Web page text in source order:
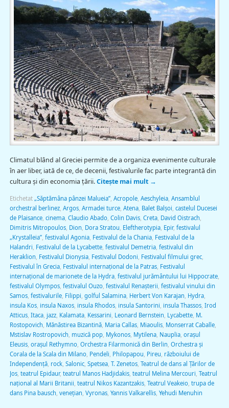
Climatul blând al Greciei permite de a organiza evenimente culturale
în aer liber, iată de ce, de decenii, festivalurile fac parte integrantă din
cultura şi din economia ţării.Citește mai mult →
Etichetat „Săptămâna pânzei Malueia”, Acropole, Aeschyleia, Ansamblul
orchestral berlinez, Argos, Armadei turce, Atena, Balet Balşoi castelul Ducesei
de Plaisance, cinema, Claudio Abado, Colin Davis, Creta, David Oistrach
Dimitris Mitropoulos, Dion Dora Stratou Eleftherotypia, Epir, festivalul
„Krystalleia”, festivalul Agonia, Festivalul de la Chania, Festivalul de la
Halandri Festivalul de la Lycabette, festivalul Demetria, festivalul din
Heraklion Festivalul Dionysia, Festivalul Dodoni Festivalul filmului grec,
Festivalul în Grecia, Festivalul internaţional de la Patras, Festivalul
internaţional de marionete de la Hydra, festivalul jurământului lui Hippocrate,
festivalul Olympos, festivalul Ouzo, festivalul Renaşterii festivalul vinului din
Samos, festivalurile, Filippi golful Salamina, Herbert Von Karajan Hydra,
insula Kos, insula Naxos, insula Rhodos, insula Santorini insula Thassos, Irod
Atticus, Itaca, jazz, Kalamata, Kessarini Leonard Bernstein Lycabette, M.
Rostopovich Mănăstirea Bizantină, Maria Callas, Miaoulis, Monserrat Caballe,
Mstislav Rostropovich muzică pop, Mykonos, Mytilena, Nauplia, oraşul
Eleusis, oraşul Rethymno, Orchestra Filarmonică din Berlin Orchestra şi
Corala de la Scala din Milano, Pendeli Philopapou Pireu războiului de
Independenţă, rock, Salonic, Spetsea, T. Zenetos, Teatrul de dans al Ţărilor de
Jos, teatrul Epidaur, teatrul Manos Hadjidakis, teatrul Melina Mercouri Teatrul
naţional al Marii Britanii teatrul Nikos Kazantzakis, Teatrul Veakeio, trupa de
dans Pina bausch veneţian Vyronas, Yannis Valkarellis, Yehudi Menuhin